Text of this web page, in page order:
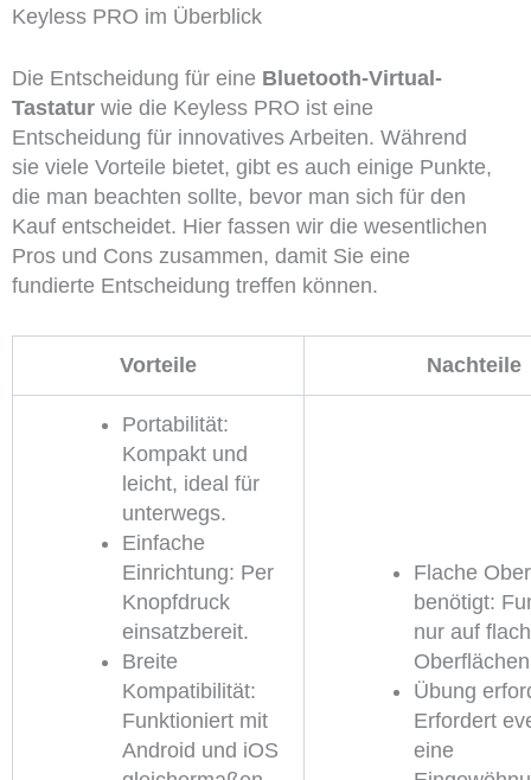
Keyless PRO im Überblick
Die Entscheidung für eine Bluetooth-Virtual-
Tastaturwie die Keyless PRO ist eine
Entscheidung für innovatives Arbeiten. Während
sie viele Vorteile bietet, gibt es auch einige Punkte,
die man beachten sollte, bevor man sich für den
Kauf entscheidet. Hier fassen wir die wesentlichen
Pros und Cons zusammen, damit Sie eine
fundierte Entscheidung treffen können.
Vorteile Nachteile
Portabilität:
Kompakt und
leicht, ideal für
unterwegs.
Einfache
Einrichtung: Per
Knopfdruck
einsatzbereit.
Breite
Kompatibilität:
Funktioniert mit
Android und iOS
Flache
benötigt:
nur auf
Übung
Erfordert
eine